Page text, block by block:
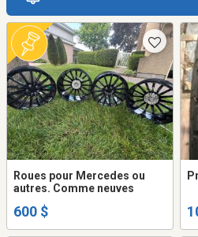
Roues pour Mercedes ou
autres. Comme neuves
600 $